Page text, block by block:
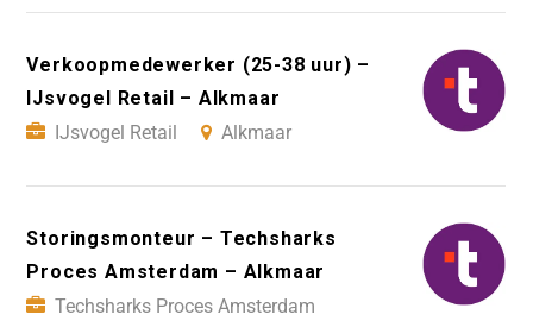
Verkoopmedewerker (25-38 uur) –
IJsvogel Retail – Alkmaar
IJsvogel Retail
Alkmaar
Storingsmonteur – Techsharks
Proces Amsterdam – Alkmaar
Techsharks Proces Amsterdam